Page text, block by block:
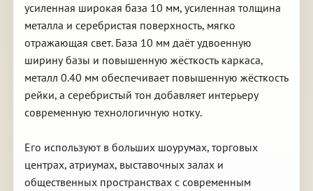
усиленная широкая база 10 мм, усиленная толщина
металла и серебристая поверхность, мягко
отражающая свет. База 10 мм даёт удвоенную
ширину базы и повышенную жёсткость каркаса,
металл 0.40 мм обеспечивает повышенную жёсткость
рейки, а серебристый тон добавляет интерьеру
современную технологичную нотку.
Его используют в больших шоурумах, торговых
центрах, атриумах, выставочных залах и
общественных пространствах с современным